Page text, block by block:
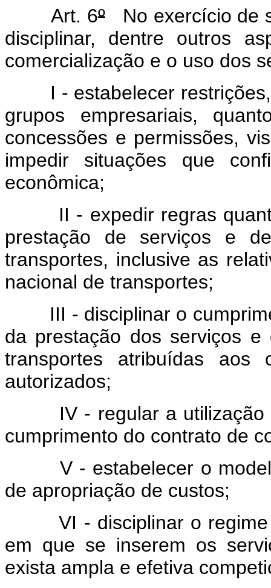
Art. 6ºNo exercício de
disciplinar, dentre outros
comercialização e o uso dos
I - estabelecer restrições,
grupos empresariais,
concessões e permissões,
impedir situações que
econômica;
II - expedir regras quanto
prestação de serviços e
transportes, inclusive as
nacional de transportes;
III - disciplinar o
da prestação dos serviços
transportes atribuídas aos
autorizados;
IV - regular a utilização
cumprimento do contrato de
V - estabelecer o modelo
de apropriação de custos;
VI - disciplinar o regime
em que se inserem os
exista ampla e efetiva